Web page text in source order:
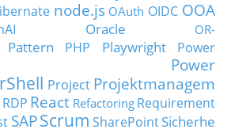
node.js OAuth OIDC OOA
Oracle
OR-
Pattern PHP Playwright
Power
Power
Project Projektmanagem
RDP React Refactoring Requirement
SAPScrum SharePointSicherhe